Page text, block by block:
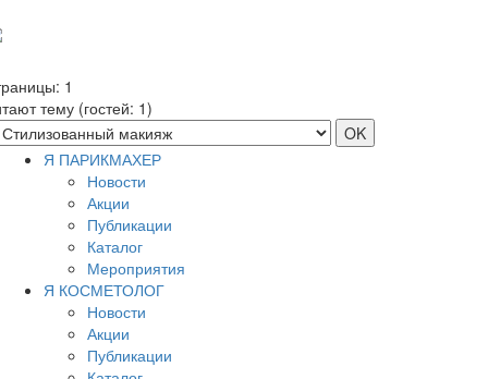
1
тему (гостей: 1)
Я ПАРИКМАХЕР
Новости
Акции
Публикации
Каталог
Мероприятия
Я КОСМЕТОЛОГ
Новости
Акции
Публикации